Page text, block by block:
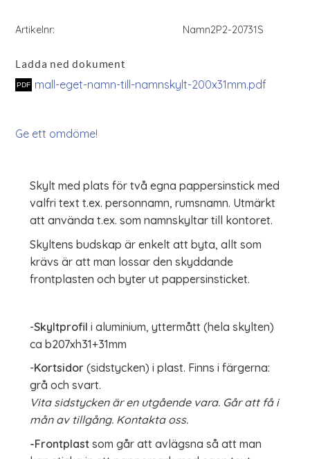
Artikelnr Namn2P2-20731S
Ladda ned dokument
mall-eget-namn-till-namnskylt-200x31mm.pdf
Ge ett omdöme!
Skylt med plats för två egna pappersinstick med
valfri text t.ex. personnamn, rumsnamn. Utmärkt
att använda t.ex. som namnskyltar till kontoret.
Skyltens budskap är enkelt att byta, allt som
krävs är att man lossar den skyddande
frontplasten och byter ut pappersinsticket.
-Skyltprofil i aluminium, yttermått (hela skylten)
ca b207xh31+31mm
-Kortsidor(sidstycken) i plast. Finns i färgerna:
grå och svart.
Vita sidstycken är en utgående vara. Går att få i
mån av tillgång. Kontakta oss.
-Frontplast som går att avlägsna så att man